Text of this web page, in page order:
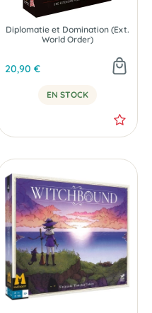
NOUVEAU
Diplomatie et Domination (Ext.
World Order)
20,90 €
EN STOCK